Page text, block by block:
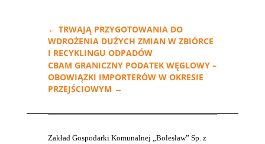
← TRWAJĄ PRZYGOTOWANIA DO
WDROŻENIA DUŻYCH ZMIAN W ZBIÓRCE
I RECYKLINGU ODPADÓW
CBAM GRANICZNY PODATEK WĘGLOWY –
OBOWIĄZKI IMPORTERÓW W OKRESIE
PRZEJŚCIOWYM →
Zakład Gospodarki Komunalnej „Bolesław” Sp. z